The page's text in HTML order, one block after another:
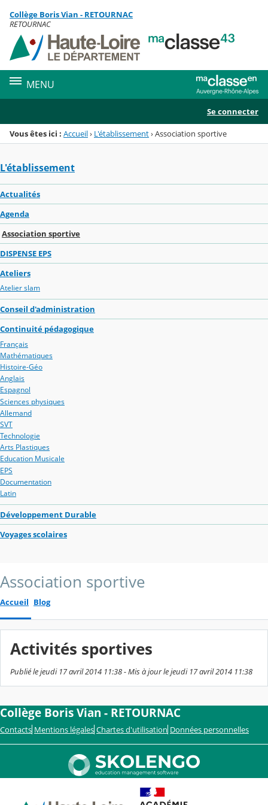
Menu de la rubrique
Contenu
Collège Boris Vian - RETOURNAC
RETOURNAC
MENU
Se connecter
Vous êtes ici : Accueil› L'établissement›Association sportive
L'établissement
Actualités
Agenda
Association sportive
DISPENSE EPS
Ateliers
Atelier slam
Conseil d'administration
Continuité pédagogique
Français
Mathématiques
Histoire-Géo
Anglais
Espagnol
Sciences physiques
Allemand
SVT
Technologie
Arts Plastiques
Education Musicale
EPS
Documentation
Latin
Développement Durable
Voyages scolaires
Association sportive
Accueil Blog
Activités sportives
Publié le jeudi 17 avril 2014 11:38 - Mis à jour le jeudi 17 avril 2014 11:38
Collège Boris Vian - RETOURNAC
Contacts Mentions légales Chartes d'utilisation Données personnelles